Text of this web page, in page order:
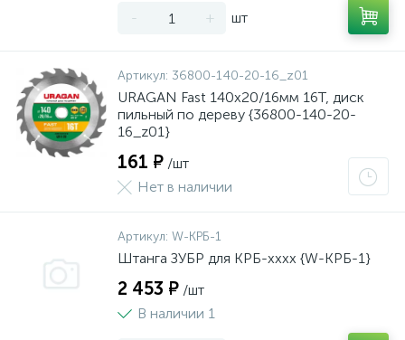
- + шт
Артикул: 36800-140-20-16_z01
URAGAN Fast 140x20/16мм 16Т, диск
пильный по дереву {36800-140-20-
16_z01}
161 ₽ /шт
Нет в наличии
Артикул: W-КРБ-1
Штанга ЗУБР для КРБ-хххх {W-КРБ-1}
2 453 ₽ /шт
В наличии 1